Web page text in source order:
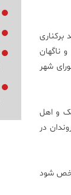
ناگهان
شهر
و اهل
در
شود